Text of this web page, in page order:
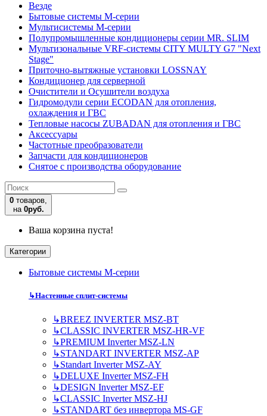
Везде
Бытовые системы M-серии
Мультисистемы M-серии
Полупромышленные кондиционеры серии MR. SLIM
Мультизональные VRF-системы CITY MULTY G7 "Next
Stage"
Приточно-вытяжные установки LOSSNAY
Кондиционер для серверной
Очистители и Осушители воздуха
Гидромодули серии ECODAN для отопления,
охлаждения и ГВС
Тепловые насосы ZUBADAN для отопления и ГВС
Аксесcуары
Частотные преобразователи
Запчасти для кондиционеров
Снятое с производства оборудование
0 товаров,
на 0руб.
Ваша корзина пуста!
Категории
Бытовые системы M-серии
↳Настенные сплит-системы
↳BREEZ INVERTER MSZ-BT
↳CLASSIC INVERTER MSZ-HR-VF
↳PREMIUM Inverter MSZ-LN
↳STANDART INVERTER MSZ-AP
↳Standart Inverter MSZ-AY
↳DELUXE Inverter MSZ-FH
↳DESIGN Inverter MSZ-EF
↳CLASSIC Inverter MSZ-HJ
↳STANDART без инвертора MS-GF